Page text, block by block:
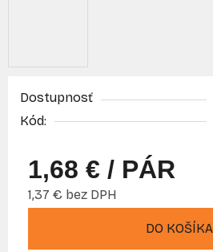
Dostupnosť
Kód:
1,68 € / PÁR
1,37 € bez DPH
DO KOŠÍKA